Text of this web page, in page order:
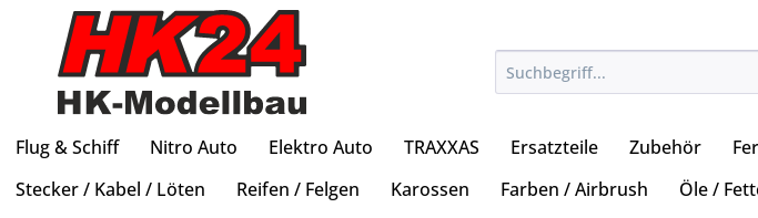
Flug & Schiff Nitro Auto Elektro Auto TRAXXAS Ersatzteile Zubehör
Stecker / Kabel / Löten
Reifen / Felgen Karossen Farben / Airbrush Öle /